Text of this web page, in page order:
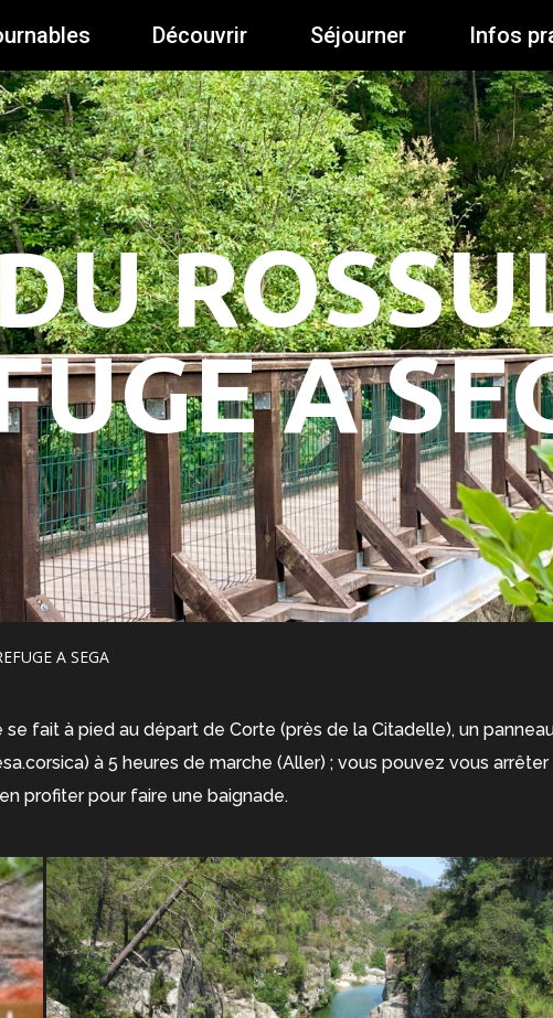
Découvrir Séjourner Infos
A
A SEGA
fait à pied au départ de Corte (près de la Citadelle), un
à 5 heures de marche (Aller) ; vous pouvez vous
profiter pour faire une baignade.